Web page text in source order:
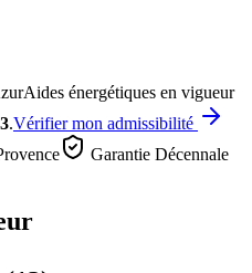
Aides énergétiques en vigueur
.Vérifier mon admissibilité
Garantie Décennale